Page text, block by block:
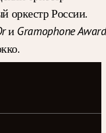
оркестр России.
иGramophone Award